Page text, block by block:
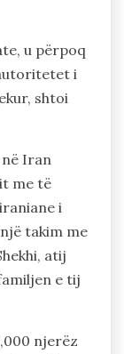
u përpoq
i
shtoi
Iran
me të
i
takim me
atij
e tij
njerëz